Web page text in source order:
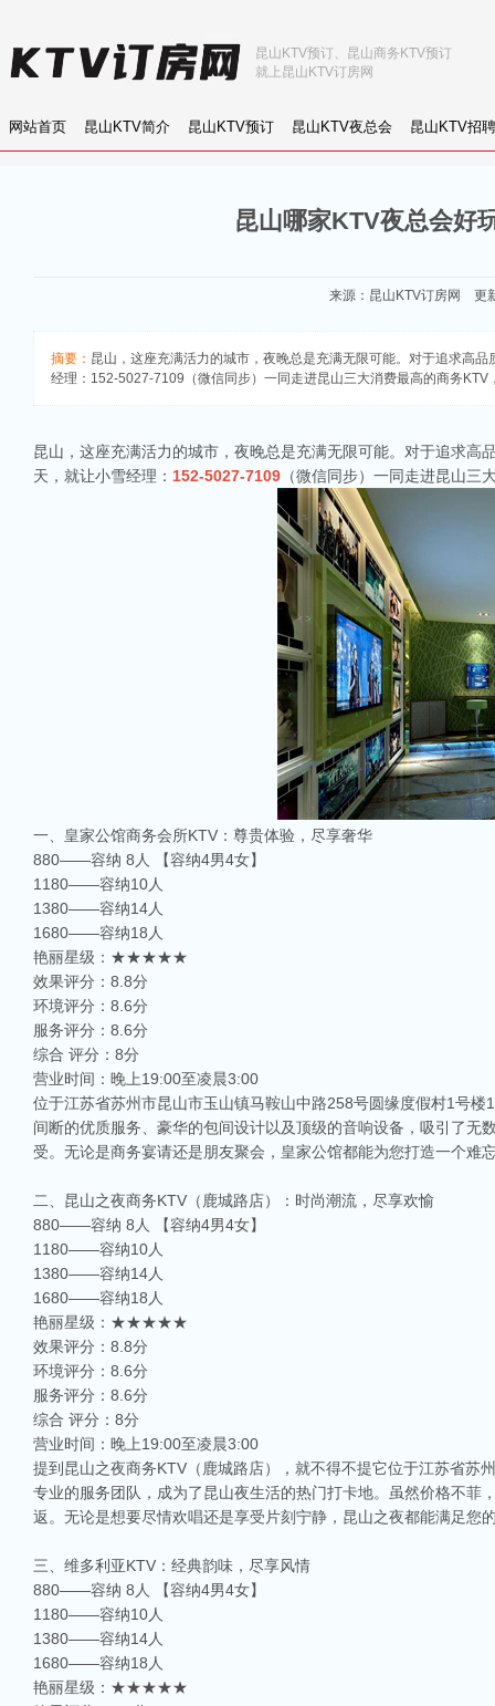
网站首页 昆山KTV简介 昆山KTV预订 昆山KTV夜总会 昆山KTV招聘
昆山KTV预订、昆山商务KTV预订
就上昆山KTV订房网
昆山哪家KTV夜总会好
来源： 昆山KTV订房网 更
摘要： 昆山，这座充满活力的城市，夜晚总是充满无限可能。对于追求高
经理：152-5027-7109（微信同步）一同走进昆山三大消费最高的商务KTV
昆山，这座充满活力的城市，夜晚总是充满无限可能。对于追求
天，就让小雪经理： 152-5027-7109 （微信同步）一同走进昆山三
一、皇家公馆商务会所KTV：尊贵体验，尽享奢华
880——容纳 8人 【容纳4男4女】
1180——容纳10人
1380——容纳14人
1680——容纳18人
艳丽星级：★★★★★
效果评分：8.8分
环境评分：8.6分
服务评分：8.6分
综合 评分：8分
营业时间：晚上19:00至凌晨3:00
位于江苏省苏州市昆山市玉山镇马鞍山中路258号圆缘度假村1号
间断的优质服务、豪华的包间设计以及顶级的音响设备，吸引了
受。无论是商务宴请还是朋友聚会，皇家公馆都能为您打造一个难
二、昆山之夜商务KTV（鹿城路店）：时尚潮流，尽享欢愉
880——容纳 8人 【容纳4男4女】
1180——容纳10人
1380——容纳14人
1680——容纳18人
艳丽星级：★★★★★
效果评分：8.8分
环境评分：8.6分
服务评分：8.6分
综合 评分：8分
营业时间：晚上19:00至凌晨3:00
提到昆山之夜商务KTV（鹿城路店），就不得不提它位于江苏省苏
专业的服务团队，成为了昆山夜生活的热门打卡地。虽然价格不
返。无论是想要尽情欢唱还是享受片刻宁静，昆山之夜都能满足您
三、维多利亚KTV：经典韵味，尽享风情
880——容纳 8人 【容纳4男4女】
1180——容纳10人
1380——容纳14人
1680——容纳18人
艳丽星级：★★★★★